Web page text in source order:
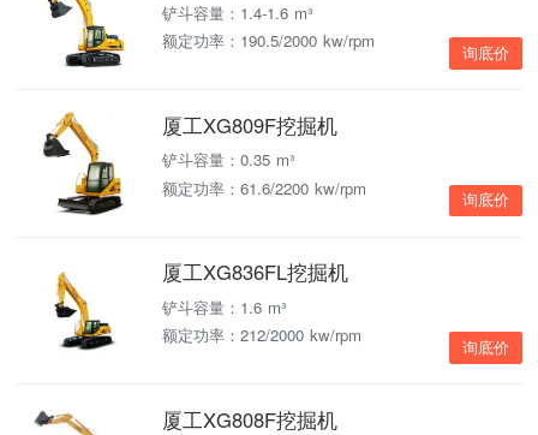
铲斗容量：1.4-1.6 m³
额定功率：190.5/2000 kw/rpm
询底价
厦工XG809F挖掘机
铲斗容量：0.35 m³
额定功率：61.6/2200 kw/rpm
询底价
厦工XG836FL挖掘机
铲斗容量：1.6 m³
额定功率：212/2000 kw/rpm
询底价
厦工XG808F挖掘机